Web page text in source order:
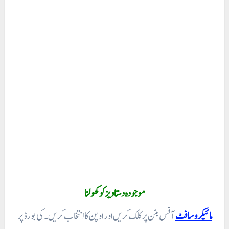
موجودہ دستاویز کو کھولنا
مائیکروسافٹآفس بٹن پر کلک کریں اور اوپن کا انتخاب کریں۔ کی بورڈ پر